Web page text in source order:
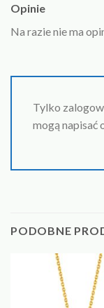
Opinie
Na razie nie ma
Tylko
mogą napisać
PODOBNE